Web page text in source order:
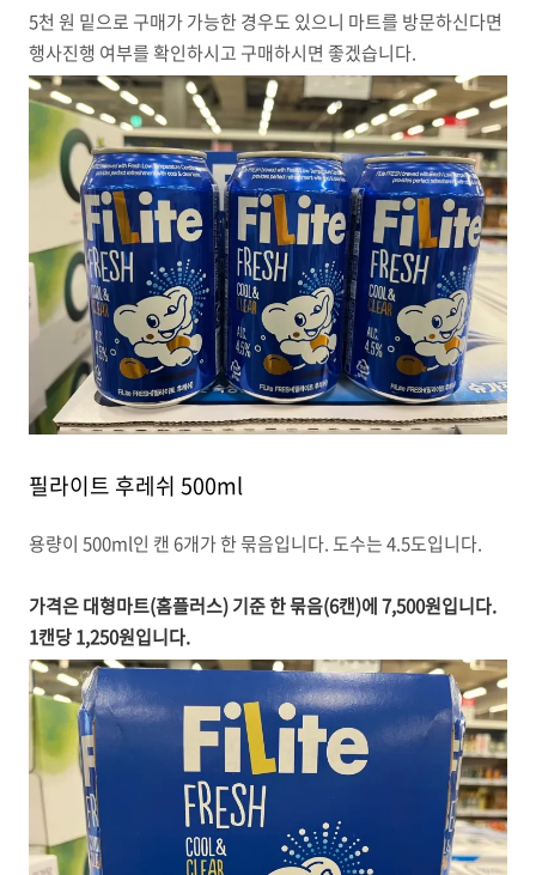
5천 원 밑으로 구매가 가능한 경우도 있으니 마트를 방문하신다면
행사진행 여부를 확인하시고 구매하시면 좋겠습니다.
필라이트 후레쉬 500ml
용량이 500ml인 캔 6개가 한 묶음입니다. 도수는 4.5도입니다.
가격은 대형마트(홈플러스) 기준 한 묶음(6캔)에 7,500원입니다.
1캔당 1,250원입니다.